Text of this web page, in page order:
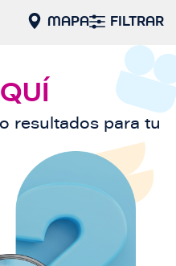
MAPA FILTRAR
resultados para tu